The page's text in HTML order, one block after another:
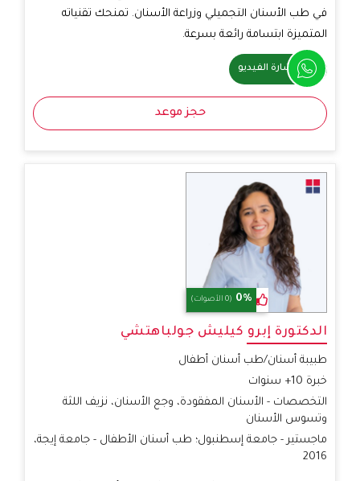
في طب الأسنان التجميلي وزراعة الأسنان. تمنحك تقنياته
المتميزة ابتسامة رائعة بسرعة.
استشارة الفيديو
حجز موعد
0% (0 الأصوات)
الدكتورة إبرو كيليش جولباهتشي
طبيبة أسنان/طب أسنان أطفال
خبرة 10+ سنوات
التخصصات - الأسنان المفقودة، وجع الأسنان، نزيف اللثة
وتسوس الأسنان
ماجستير - جامعة إسطنبول؛ طب أسنان الأطفال - جامعة إيجة،
2016